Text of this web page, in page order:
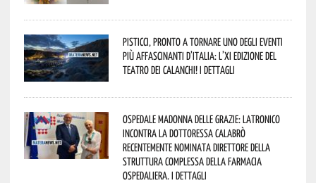
Pisticci, pronto a tornare uno degli eventi
più affascinanti d’Italia: l’XI edizione del
Teatro dei Calanchi! I dettagli
Ospedale Madonna delle Grazie: Latronico
incontra la dottoressa Calabrò
recentemente nominata Direttore della
Struttura Complessa della Farmacia
Ospedaliera. I dettagli